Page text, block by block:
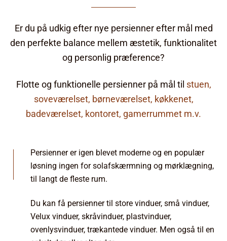
Er du på udkig efter nye persienner efter mål med
den perfekte balance mellem æstetik, funktionalitet
og personlig præference?
Flotte og funktionelle persienner på mål til stuen,
soveværelset, børneværelset, køkkenet,
badeværelset, kontoret, gamerrummet m.v.
Persienner er igen blevet moderne og en populær
løsning ingen for solafskærmning og mørklægning,
til langt de fleste rum.
Du kan få persienner til store vinduer, små vinduer,
Velux vinduer, skråvinduer, plastvinduer,
ovenlysvinduer, trækantede vinduer. Men også til en